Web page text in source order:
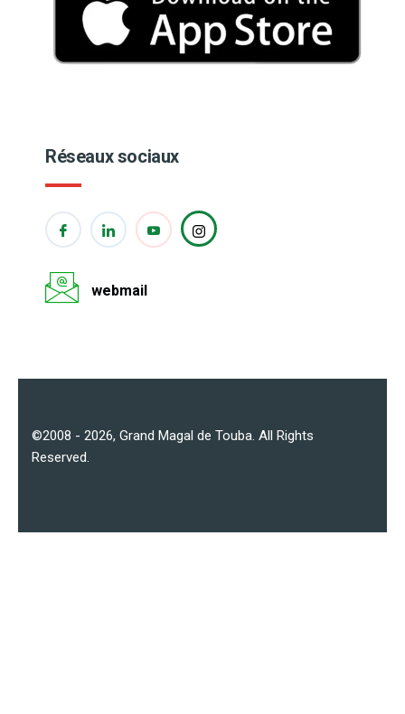
Réseaux sociaux
webmail
©2008 - 2026, Grand Magal de Touba . All Rights
Reserved.